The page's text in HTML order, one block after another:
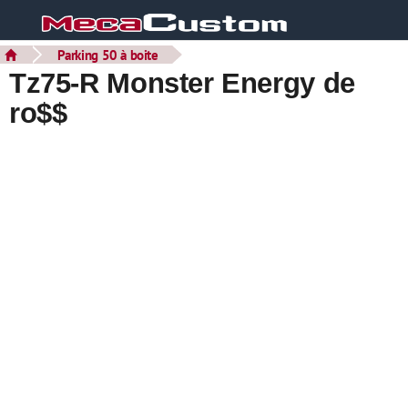
Parking 50 à boite
Tz75-R Monster Energy de
ro$$